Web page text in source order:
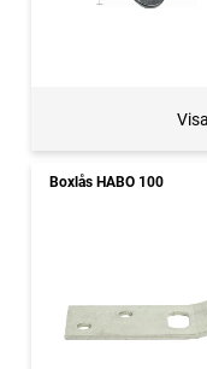
Visa
Boxlås HABO 100